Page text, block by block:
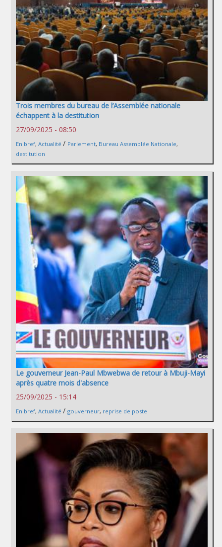
Trois membres du bureau de l’Assemblée nationale
échappent à la destitution
27/09/2025 - 08:50
En bref, Actualité / Parlement, Bureau Assemblée Nationale,
destitution
Le gouverneur Jean-Paul Mbwebwa de retour à Mbuji-Mayi
après quatre mois d'absence
25/09/2025 - 15:14
En bref, Actualité / gouverneur, reprise de poste